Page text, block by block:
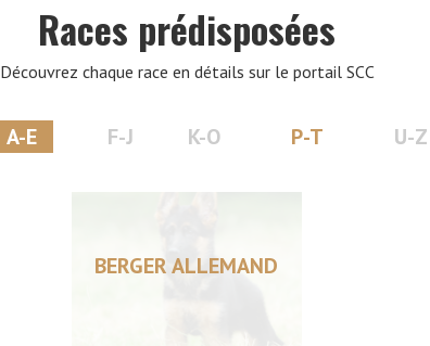
Races prédisposées
Découvrez chaque race en détails sur le portail SCC
A-E F-J K-O P-T U-Z
BERGER ALLEMAND